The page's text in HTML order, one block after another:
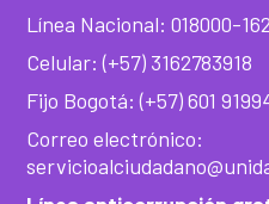
Línea Nacional: 018000-
Celular: (+57) 3162783918
Fijo Bogotá: (+57) 601
Correo electrónico: